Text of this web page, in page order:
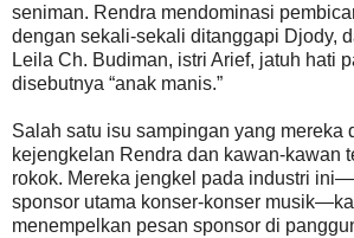
seniman. Rendra mendominasi
dengan sekali-sekali ditanggapi Djody,
Leila Ch. Budiman, istri Arief, jatuh hati
disebutnya “anak manis.”
Salah satu isu sampingan yang mereka
kejengkelan Rendra dan kawan-kawan
rokok. Mereka jengkel pada industri
sponsor utama konser-konser
menempelkan pesan sponsor di